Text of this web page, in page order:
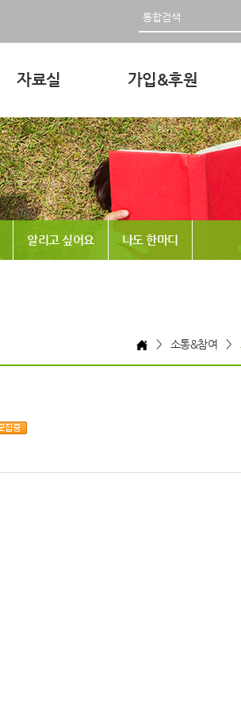
자료실
교육 · 운영자료
연구자료
참고도서
뉴스레터
동영상
가입&후원
회원가입 및 후원안내
알리고 싶어요 나도 한마디
> 소통&참여 >